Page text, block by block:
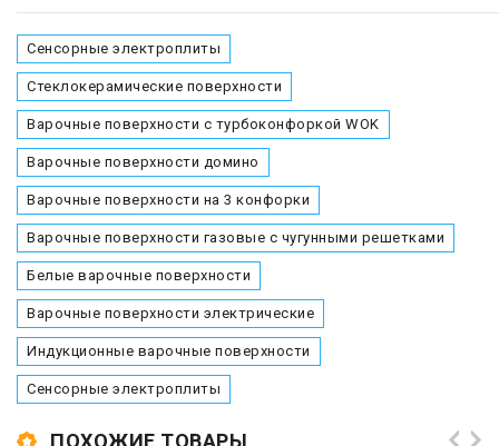
Сенсорные электроплиты
Стеклокерамические поверхности
Варочные поверхности с турбоконфоркой WOK
Варочные поверхности домино
Варочные поверхности на 3 конфорки
Варочные поверхности газовые с чугунными решетками
Белые варочные поверхности
Варочные поверхности электрические
Индукционные варочные поверхности
Сенсорные электроплиты
ПОХОЖИЕ ТОВАРЫ